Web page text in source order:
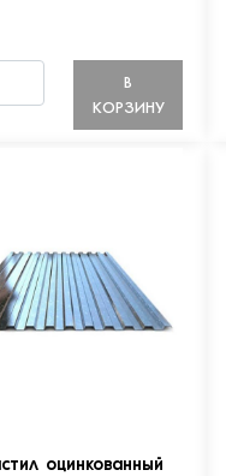
В
КОРЗИНУ
оцинкованный